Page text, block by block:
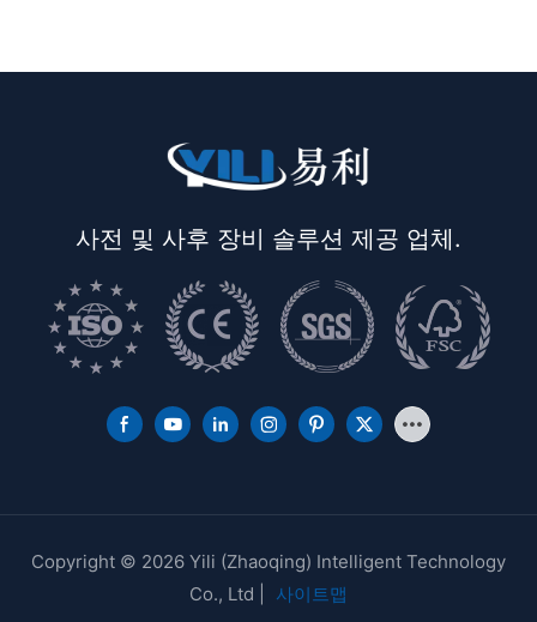
사전 및 사후 장비 솔루션 제공 업체.
Copyright © 2026 Yili (Zhaoqing) Intelligent Technology
Co., Ltd |
사이트맵